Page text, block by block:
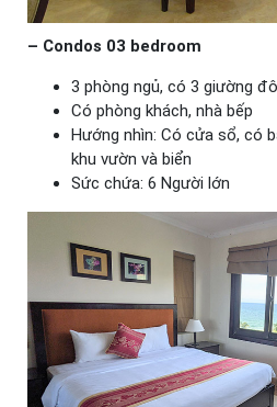
– Condos 03 bedroom
3 phòng ngủ, có 3 giường
Có phòng khách, nhà bếp
Hướng nhìn: Có cửa sổ, có
khu vườn và biển
Sức chứa: 6 Người lớn